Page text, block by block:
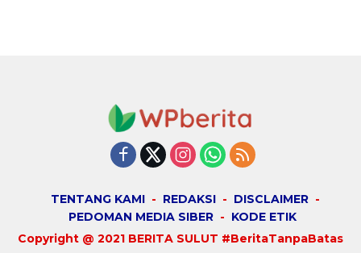
TENTANG KAMI REDAKSI
DISCLAIMER
PEDOMAN MEDIA SIBER
KODE ETIK
Copyright @ 2021 BERITA SULUT #BeritaTanpaBatas